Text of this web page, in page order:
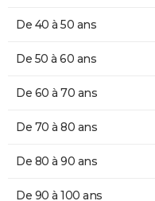
De 40 à 50 ans
De 50 à 60 ans
De 60 à 70 ans
De 70 à 80 ans
De 80 à 90 ans
De 90 à 100 ans